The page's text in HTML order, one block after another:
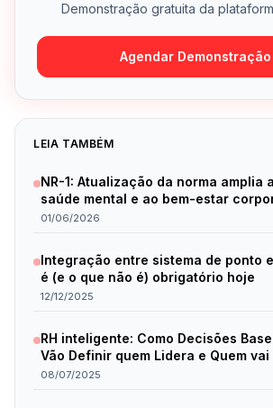
Demonstração gratuita da
Agendar Demonstração
LEIA TAMBÉM
NR-1: Atualização da norma amplia
saúde mental e ao bem-estar
01/06/2026
Integração entre sistema de ponto
é (e o que não é) obrigatório hoje
12/12/2025
RH inteligente: Como Decisões
Vão Definir quem Lidera e Quem
Trás em 2025
08/07/2025